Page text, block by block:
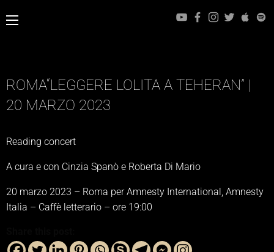
ROMA“LEGGERE LOLITA A TEHERAN” |
20 MARZO 2023
Reading concert
A cura e con Cinzia Spanò e Roberta Di Mario
20 marzo 2023 – Roma per Amnesty International, Amnesty
Italia – Caffè letterario – ore 19:00